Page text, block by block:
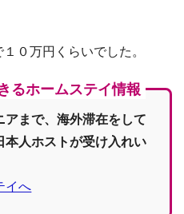
０万円くらいでした。
るホームステイ情報
まで、海外滞在をして
本人ホストが受け入れい
イへ